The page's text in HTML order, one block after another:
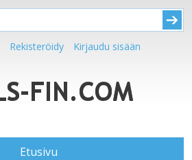
Rekisteröidy Kirjaudu sisään
Etusivu